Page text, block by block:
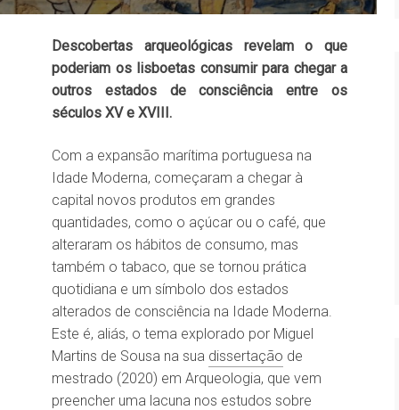
Descobertas arqueológicas revelam o que
poderiam os lisboetas consumir para chegar a
outros estados de consciência entre os
séculos XV e XVIII.
Com a expansão marítima portuguesa na
Idade Moderna, começaram a chegar à
capital novos produtos em grandes
quantidades, como o açúcar ou o café, que
alteraram os hábitos de consumo, mas
também o tabaco, que se tornou prática
quotidiana e um símbolo dos estados
alterados de consciência na Idade Moderna.
Este é, aliás, o tema explorado por Miguel
Martins de Sousa na sua dissertação de
mestrado (2020) em Arqueologia, que vem
preencher uma lacuna nos estudos sobre